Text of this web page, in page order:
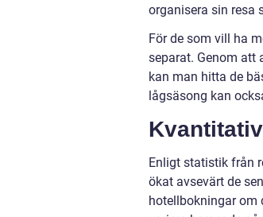
organisera sin resa
För de som vill ha
separat. Genom att
kan man hitta de
lågsäsong kan
Enligt statistik från
ökat avsevärt de
hotellbokningar om